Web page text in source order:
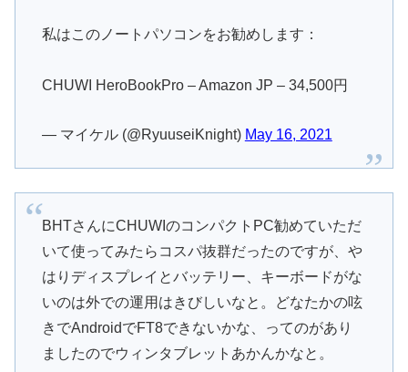
私はこのノートパソコンをお勧めします：
CHUWI HeroBookPro – Amazon JP – 34,500円
— マイケル (@RyuuseiKnight) May 16, 2021
BHTさんにCHUWIのコンパクトPC勧めていただ
いて使ってみたらコスパ抜群だったのですが、や
はりディスプレイとバッテリー、キーボードがな
いのは外での運用はきびしいなと。どなたかの呟
きでAndroidでFT8できないかな、ってのがあり
ましたのでウィンタブレットあかんかなと。